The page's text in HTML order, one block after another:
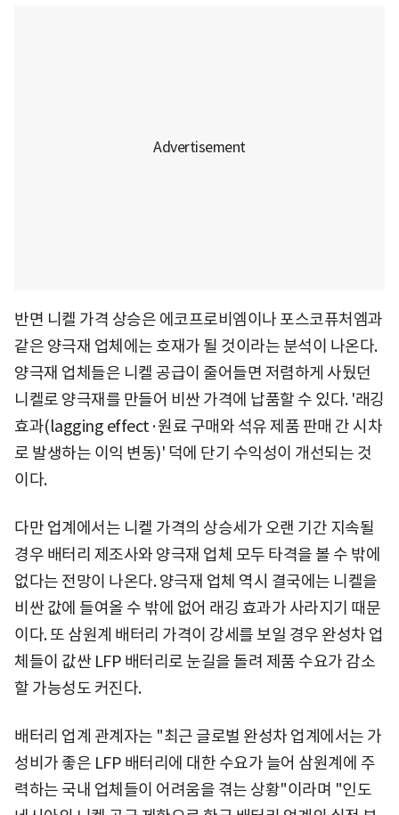
반면 니켈 가격 상승은 에코프로비엠이나 포스코퓨처엠과
같은 양극재 업체에는 호재가 될 것이라는 분석이 나온다.
양극재 업체들은 니켈 공급이 줄어들면 저렴하게 사뒀던
니켈로 양극재를 만들어 비싼 가격에 납품할 수 있다. '래깅
효과(lagging effect·원료 구매와 석유 제품 판매 간 시차
로 발생하는 이익 변동)' 덕에 단기 수익성이 개선되는 것
이다.
다만 업계에서는 니켈 가격의 상승세가 오랜 기간 지속될
경우 배터리 제조사와 양극재 업체 모두 타격을 볼 수 밖에
없다는 전망이 나온다. 양극재 업체 역시 결국에는 니켈을
비싼 값에 들여올 수 밖에 없어 래깅 효과가 사라지기 때문
이다. 또 삼원계 배터리 가격이 강세를 보일 경우 완성차 업
체들이 값싼 LFP 배터리로 눈길을 돌려 제품 수요가 감소
할 가능성도 커진다.
배터리 업계 관계자는 "최근 글로벌 완성차 업계에서는 가
성비가 좋은 LFP 배터리에 대한 수요가 늘어 삼원계에 주
력하는 국내 업체들이 어려움을 겪는 상황"이라며 "인도